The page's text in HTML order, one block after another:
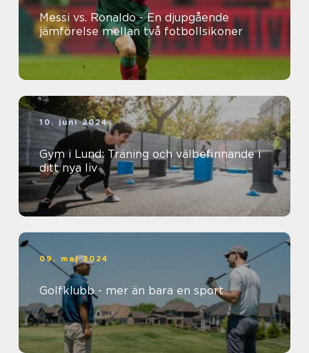
Messi vs. Ronaldo - En djupgående
jämförelse mellan två fotbollsikoner
10. juni 2024
Gym i Lund: Träning och välbefinnande i
ditt nya liv
09. maj 2024
Golfklubb - mer än bara en sport